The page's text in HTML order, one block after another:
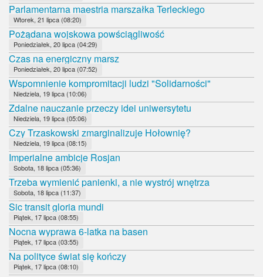
Parlamentarna maestria marszałka Terleckiego
Wtorek, 21 lipca (08:20)
Pożądana wojskowa powściągliwość
Poniedziałek, 20 lipca (04:29)
Czas na energiczny marsz
Poniedziałek, 20 lipca (07:52)
Wspomnienie kompromitacji ludzi "Solidarności"
Niedziela, 19 lipca (10:06)
Zdalne nauczanie przeczy idei uniwersytetu
Niedziela, 19 lipca (05:06)
Czy Trzaskowski zmarginalizuje Hołownię?
Niedziela, 19 lipca (08:15)
Imperialne ambicje Rosjan
Sobota, 18 lipca (05:36)
Trzeba wymienić panienki, a nie wystrój wnętrza
Sobota, 18 lipca (11:37)
Sic transit gloria mundi
Piątek, 17 lipca (08:55)
Nocna wyprawa 6-latka na basen
Piątek, 17 lipca (03:55)
Na polityce świat się kończy
Piątek, 17 lipca (08:10)